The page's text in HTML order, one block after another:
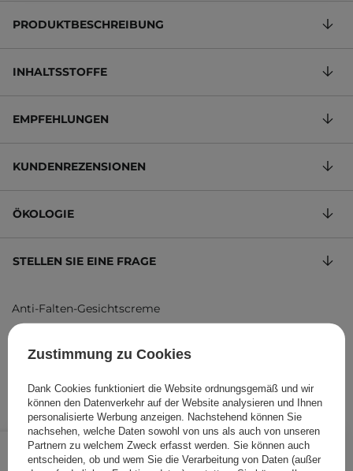
19,95 € /Stk.
PRODUKTBESCHREIBUNG
INHALTSSTOFFE
EMPFEHLUNGEN
KUNDENREZENSIONEN
ÖKOLOGIE
STELLEN SIE EINE FRAGE
Anti-Falten-Gesichtscreme
44,33 €
Produktcode: 18447
Zustimmung zu Cookies
Dank Cookies funktioniert die Website ordnungsgemäß und wir
können den Datenverkehr auf der Website analysieren und Ihnen
personalisierte Werbung anzeigen. Nachstehend können Sie
nachsehen, welche Daten sowohl von uns als auch von unseren
Partnern zu welchem Zweck erfasst werden. Sie können auch
entscheiden, ob und wem Sie die Verarbeitung von Daten (außer